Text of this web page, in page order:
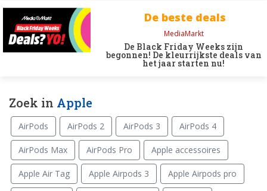
De beste deals
MediaMarkt
De Black Friday Weeks zijn
begonnen! De kleurrijkste deals van
het jaar starten nu!
Zoek in Apple
AirPods AirPods 2 AirPods 3 AirPods 4
AirPods Max AirPods Pro Apple accessoires
Apple Air Tag Apple Airpods 3 Apple Airpods pro